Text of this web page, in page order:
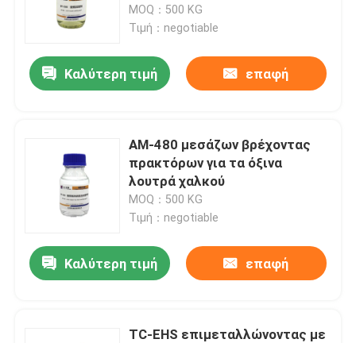
βρέχοντας πράκτορας
MOQ：500 KG
Τιμή：negotiable
Καλύτερη τιμή επαφή
ΑΜ-480 μεσάζων βρέχοντας
πρακτόρων για τα όξινα
λουτρά χαλκού
MOQ：500 KG
Τιμή：negotiable
Καλύτερη τιμή επαφή
TC-EHS επιμεταλλώνοντας με